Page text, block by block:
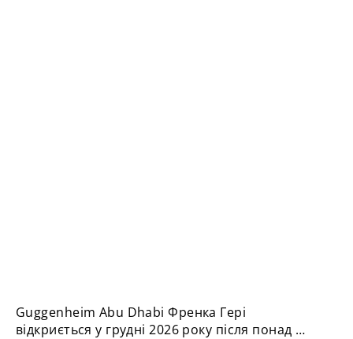
АРХІТЕКТУРА
Guggenheim Abu Dhabi Френка Гері
відкриється у грудні 2026 року після понад 20